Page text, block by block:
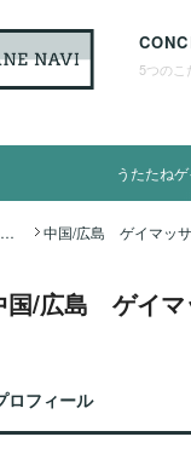
5つのこ
うたたね
うたたねゲイマッサージ全国ナビ TOP
国/広島 ゲイ
ロフィール